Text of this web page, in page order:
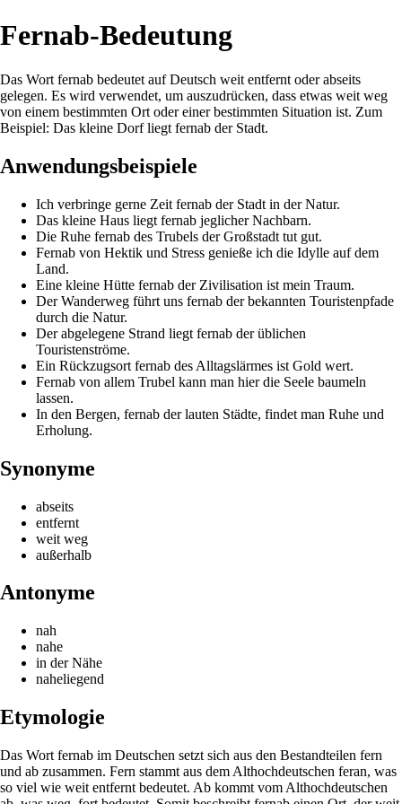
Fernab-Bedeutung
Das Wort fernab bedeutet auf Deutsch weit entfernt oder abseits
gelegen. Es wird verwendet, um auszudrücken, dass etwas weit weg
von einem bestimmten Ort oder einer bestimmten Situation ist. Zum
Beispiel: Das kleine Dorf liegt fernab der Stadt.
Anwendungsbeispiele
Ich verbringe gerne Zeit fernab der Stadt in der Natur.
Das kleine Haus liegt fernab jeglicher Nachbarn.
Die Ruhe fernab des Trubels der Großstadt tut gut.
Fernab von Hektik und Stress genieße ich die Idylle auf dem
Land.
Eine kleine Hütte fernab der Zivilisation ist mein Traum.
Der Wanderweg führt uns fernab der bekannten Touristenpfade
durch die Natur.
Der abgelegene Strand liegt fernab der üblichen
Touristenströme.
Ein Rückzugsort fernab des Alltagslärmes ist Gold wert.
Fernab von allem Trubel kann man hier die Seele baumeln
lassen.
In den Bergen, fernab der lauten Städte, findet man Ruhe und
Erholung.
Synonyme
abseits
entfernt
weit weg
außerhalb
Antonyme
nah
nahe
in der Nähe
naheliegend
Etymologie
Das Wort fernab im Deutschen setzt sich aus den Bestandteilen fern
und ab zusammen. Fern stammt aus dem Althochdeutschen feran, was
so viel wie weit entfernt bedeutet. Ab kommt vom Althochdeutschen